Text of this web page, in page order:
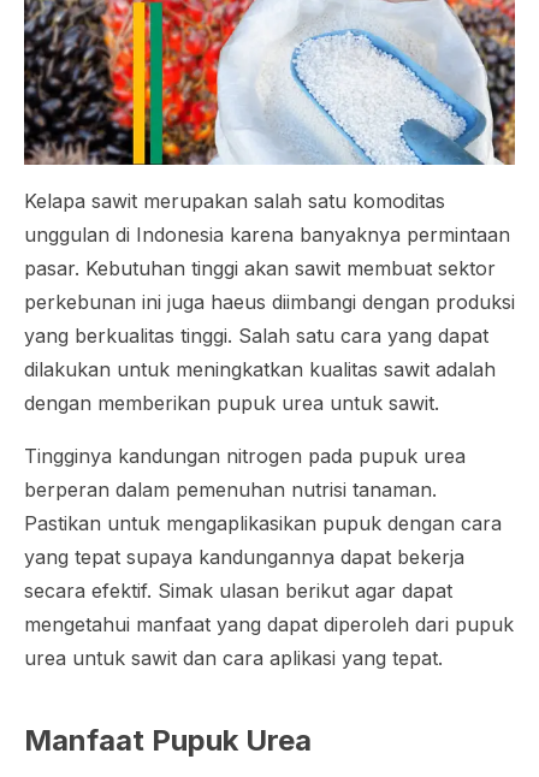
Kelapa sawit merupakan salah satu komoditas
unggulan di Indonesia karena banyaknya permintaan
pasar. Kebutuhan tinggi akan sawit membuat sektor
perkebunan ini juga haeus diimbangi dengan produksi
yang berkualitas tinggi. Salah satu cara yang dapat
dilakukan untuk meningkatkan kualitas sawit adalah
dengan memberikan pupuk urea untuk sawit.
Tingginya kandungan nitrogen pada pupuk urea
berperan dalam pemenuhan nutrisi tanaman.
Pastikan untuk mengaplikasikan pupuk dengan cara
yang tepat supaya kandungannya dapat bekerja
secara efektif. Simak ulasan berikut agar dapat
mengetahui manfaat yang dapat diperoleh dari pupuk
urea untuk sawit dan cara aplikasi yang tepat.
Manfaat Pupuk Urea